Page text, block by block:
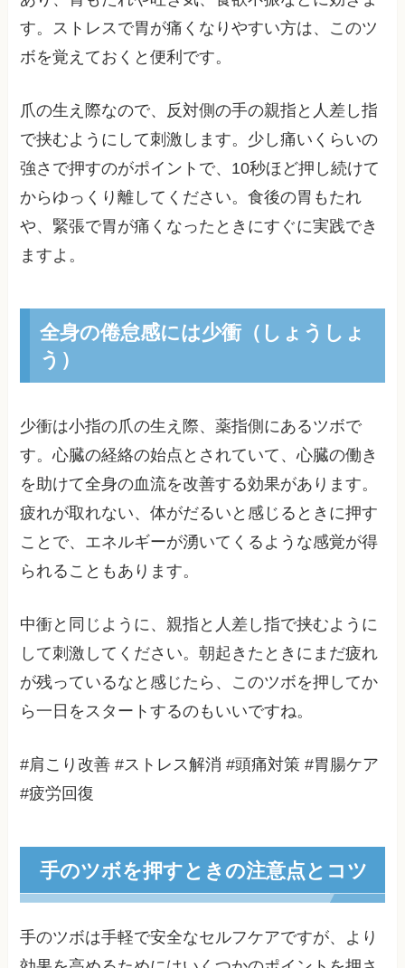
す。ストレスで胃が痛くなりやすい方は、このツ
ボを覚えておくと便利です。
爪の生え際なので、反対側の手の親指と人差し指
で挟むようにして刺激します。少し痛いくらいの
強さで押すのがポイントで、10秒ほど押し続けて
からゆっくり離してください。食後の胃もたれ
や、緊張で胃が痛くなったときにすぐに実践でき
ますよ。
全身の倦怠感には少衝（しょうしょ
う）
少衝は小指の爪の生え際、薬指側にあるツボで
す。心臓の経絡の始点とされていて、心臓の働き
を助けて全身の血流を改善する効果があります。
疲れが取れない、体がだるいと感じるときに押す
ことで、エネルギーが湧いてくるような感覚が得
られることもあります。
中衝と同じように、親指と人差し指で挟むように
して刺激してください。朝起きたときにまだ疲れ
が残っているなと感じたら、このツボを押してか
ら一日をスタートするのもいいですね。
#肩こり改善 #ストレス解消 #頭痛対策 #胃腸ケア
#疲労回復
手のツボを押すときの注意点とコツ
手のツボは手軽で安全なセルフケアですが、より